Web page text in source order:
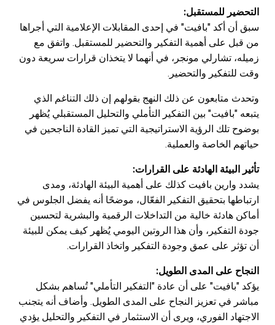
التحضير للمستقبل:
سبق أن أكد "بافيت" في إحدى المقابلات الإعلامية التي أجراها
من قبل على أهمية التفكير والتحضير للمستقبل. واتفق مع
زميله، تشارلي مونجر، في أنهما لا يتخذان قرارات سريعة دون
وقت للتفكير والتحضير.
وتحدث متابعون عن ذلك النهج بقولهم إن ذلك التناغم الذي
يتبعه "بافيت" بين التفكير التأملي والتحليل المستقبلي يُظهر
بوضوح تلك الرؤية الاستراتيجية التي تميز القادة الناجحين في
حياتهم الخاصة والعملية.
تأثير البيئة الهادئة على القرارات:
يشدد وارين بافيت كذلك على أهمية البيئة الهادئة، ومدى
ارتباطها بتحقيق التفكير الفعّال، موضحًا أنه يفضل الجلوس في
أماكن هادئة خالية من التداخلات الرقمية والبشرية لتحسين
جودة التفكير، وأن هذا الروتين اليومي يُظهر كيف يمكن للبيئة
أن تؤثر على عمق وجودة التفكير واتخاذ القرارات.
النجاح على المدى الطويل:
يؤكد "بافيت" على أن عادة "التفكير التأملي" تُساهم بشكل
مباشر في تعزيز النجاح على المدى الطويل. وأضاف أنه يتجنب
الاجتهاد الفوري، ويرى أن الاستثمار في التفكير والتحليل يؤدي